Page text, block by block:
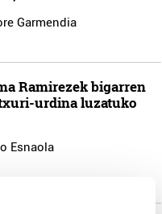
Garmendia
Ramirezek bigarren
urdina luzatuko
Esnaola